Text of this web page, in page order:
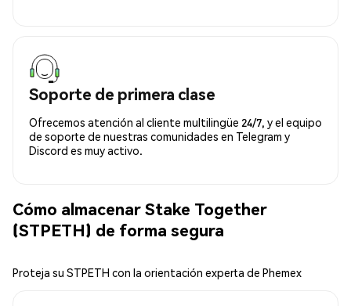
Soporte de primera clase
Ofrecemos atención al cliente multilingüe 24/7, y el equipo
de soporte de nuestras comunidades en Telegram y
Discord es muy activo.
Cómo almacenar Stake Together
(STPETH) de forma segura
Proteja su STPETH con la orientación experta de Phemex